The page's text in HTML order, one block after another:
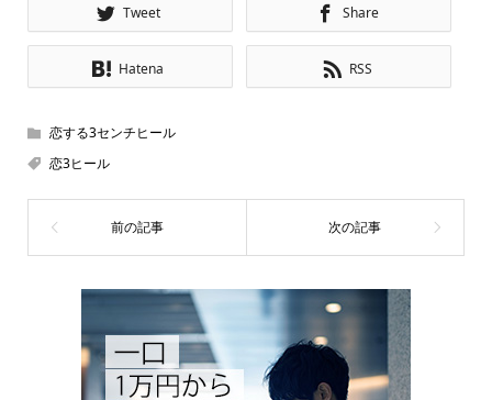
Tweet Share
Hatena RSS
恋する3センチヒール
恋3ヒール